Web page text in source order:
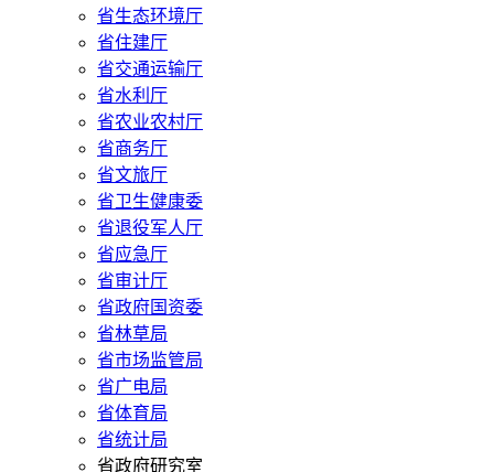
省生态环境厅
省住建厅
省交通运输厅
省水利厅
省农业农村厅
省商务厅
省文旅厅
省卫生健康委
省退役军人厅
省应急厅
省审计厅
省政府国资委
省林草局
省市场监管局
省广电局
省体育局
省统计局
省政府研究室